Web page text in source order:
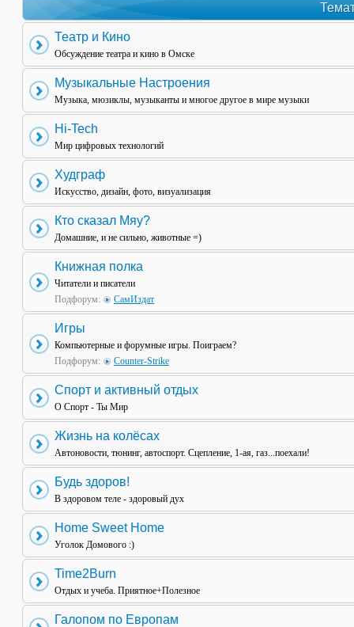
Театр и Кино
Обсуждение театра и кино в Омске
Музыкальные Настроения
Музыка, мюзиклы, музыканты и многое другое в мире музыки
Hi-Tech
Мир цифровых технологий
Худграф
Искусство, дизайн, фото, визуализация
Кто сказал Мяу?
Домашние, и не сильно, животные =)
Книжная полка
Читатели и писатели
Подфорум:
СамИздат
Игры
Компьютерные и форумные игры. Поиграем?
Подфорум:
Counter-Strike
Спорт и активный отдых
О Спорт - Ты Мир
Жизнь на колёсах
Автоновости, тюнинг, автоспорт. Сцепление, 1-ая, газ...поехали!
Будь здоров!
В здоровом теле - здоровый дух
Home Sweet Home
Уголок Домового :)
Time2Burn
Отдых и учеба. Приятное+Полезное
Галопом по Европам